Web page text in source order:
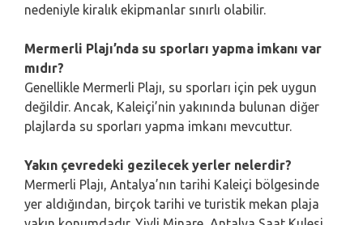
nedeniyle kiralık ekipmanlar sınırlı olabilir.
Mermerli Plajı’nda su sporları yapma imkanı var
mıdır?
Genellikle Mermerli Plajı, su sporları için pek uygun
değildir. Ancak, Kaleiçi’nin yakınında bulunan diğer
plajlarda su sporları yapma imkanı mevcuttur.
Yakın çevredeki gezilecek yerler nelerdir?
Mermerli Plajı, Antalya’nın tarihi Kaleiçi bölgesinde
yer aldığından, birçok tarihi ve turistik mekan plaja